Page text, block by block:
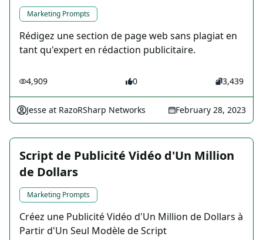
Marketing Prompts
Rédigez une section de page web sans plagiat en
tant qu'expert en rédaction publicitaire.
4,909 0 3,439
Jesse at RazoRSharp Networks February 28, 2023
Script de Publicité Vidéo d'Un Million
de Dollars
Marketing Prompts
Créez une Publicité Vidéo d'Un Million de Dollars à
Partir d'Un Seul Modèle de Script